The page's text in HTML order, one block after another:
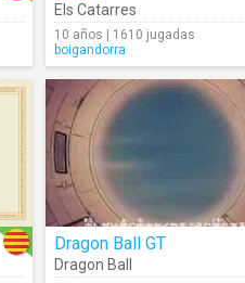
Els Catarres
10 años | 1610 jugadas
boigandorra
Dragon Ball GT
Dragon Ball